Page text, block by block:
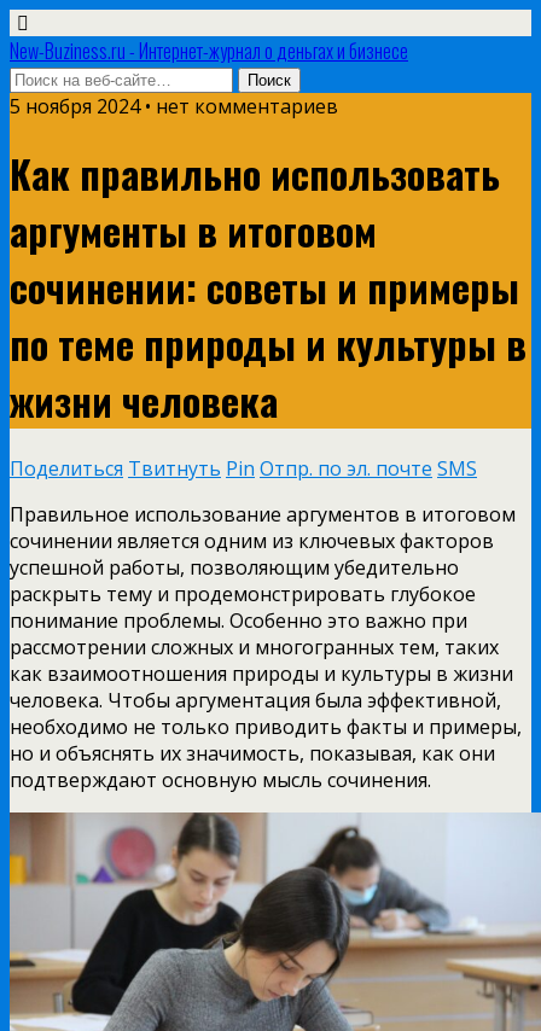
New-Buziness.ru - Интернет-журнал о деньгах и бизнесе
5 ноября 2024 • нет комментариев
Как правильно использовать
аргументы в итоговом
сочинении: советы и примеры
по теме природы и культуры в
жизни человека
Поделиться Твитнуть Pin Отпр. по эл. почте SMS
Правильное использование аргументов в итоговом
сочинении является одним из ключевых факторов
успешной работы, позволяющим убедительно
раскрыть тему и продемонстрировать глубокое
понимание проблемы. Особенно это важно при
рассмотрении сложных и многогранных тем, таких
как взаимоотношения природы и культуры в жизни
человека. Чтобы аргументация была эффективной,
необходимо не только приводить факты и примеры,
но и объяснять их значимость, показывая, как они
подтверждают основную мысль сочинения.